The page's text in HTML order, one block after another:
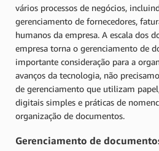
vários processos de negócios,
gerenciamento de fornecedores,
humanos da empresa. A escala dos
empresa torna o gerenciamento de
importante consideração para a
avanços da tecnologia, não
de gerenciamento que utilizam
digitais simples e práticas de
organização de documentos.
Gerenciamento de